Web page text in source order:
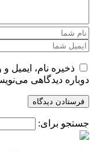
ذخیره نام، ایمیل
دوباره دیدگاهی
جستجو برای: